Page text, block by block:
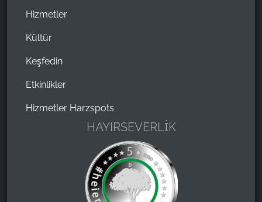
Hizmetler
Kültür
Keşfedin
Etkinlikler
Hizmetler Harzspots
HAYIRSEVERLİK